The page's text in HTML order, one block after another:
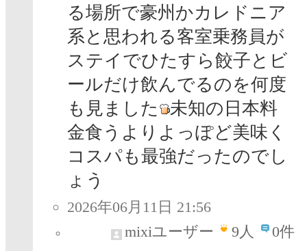
る場所で豪州かカレドニア
系と思われる客室乗務員が
ステイでひたすら餃子とビ
ールだけ飲んでるのを何度
も見ました
未知の日本料
金食うよりよっぽど美味く
コスパも最強だったのでし
ょう
2026年06月11日 21:56
mixiユーザー
9人 0件